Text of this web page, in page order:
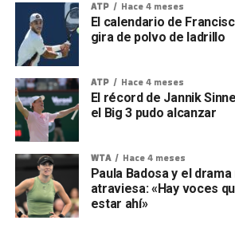
ATP Hace 4 meses
El calendario de
gira de polvo de ladrillo
ATP Hace 4 meses
El récord de Jannik
el Big 3 pudo alcanzar
WTA Hace 4 meses
Paula Badosa y el
atraviesa: «Hay voces
estar ahí»